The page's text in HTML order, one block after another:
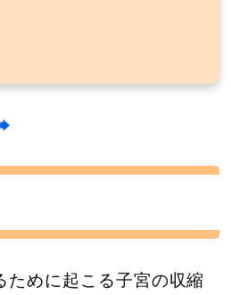
めに起こる子宮の収縮